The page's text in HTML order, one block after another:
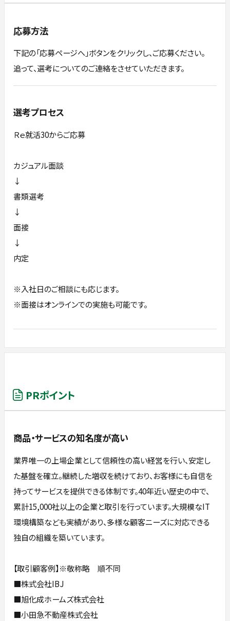
応募方法
下記の「応募ページへ」ボタンをクリックし、ご応募ください。
追って、選考についてのご連絡をさせていただきます。
選考プロセス
Ｒｅ就活30からご応募
カジュアル面談
↓
書類選考
↓
面接
↓
内定
※入社日のご相談にも応じます。
※面接はオンラインでの実施も可能です。
PRポイント
商品・サービスの知名度が高い
業界唯一の上場企業として信頼性の高い経営を行い、安定し
た基盤を確立。継続した増収を続けており、お客様にも自信を
持ってサービスを提供できる体制です。40年近い歴史の中で、
累計15,000社以上の企業と取引を行っています。大規模なIT
環境構築なども実績があり、多様な顧客ニーズに対応できる
独自の組織を築いています。
【取引顧客例】※敬称略 順不同
■株式会社IBJ
■旭化成ホームズ株式会社
■小田急不動産株式会社